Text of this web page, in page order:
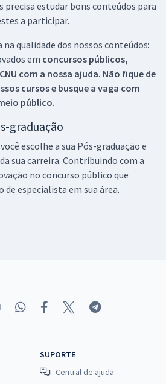
precisa estudar bons conteúdos para
a participar.
qualidade dos nossos conteúdos:
em concursos públicos,
com a nossa ajuda. Não fique de
cursos e busque a vaga com
público.
graduação
escolhe a sua Pós-graduação e
sua carreira. Contribuindo com a
no concurso público que
especialista em sua área.
SUPORTE
Central de ajuda